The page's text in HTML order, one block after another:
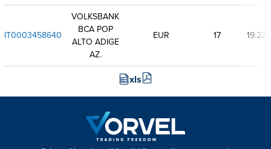
IT0003458640
VOLKSBANK
BCA POP
ALTO ADIGE
AZ.
EUR 17 19.224
xls